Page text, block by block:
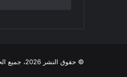
© حقوق النشر 2026، جميع الحقوق محفوظة |